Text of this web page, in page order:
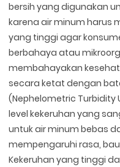
bersih yang digunakan
karena air minum harus
yang tinggi agar
berbahaya atau
membahayakan
secara ketat dengan
(Nephelometric Turbidity
level kekeruhan yang
untuk air minum bebas
mempengaruhi rasa,
Kekeruhan yang tinggi